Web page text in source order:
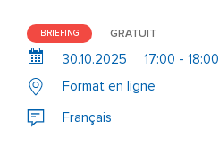
BRIEFING GRATUIT
30.10.2025
17:00 - 18:00
Format en ligne
Français